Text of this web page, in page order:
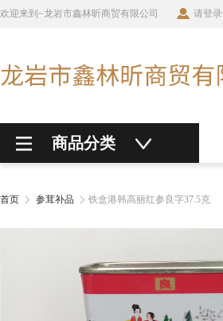
欢迎来到~龙岩市鑫林昕商贸有限公司 请登录
商品分类
首页 参茸补品 铁盒港韩高丽红参良字37.5克